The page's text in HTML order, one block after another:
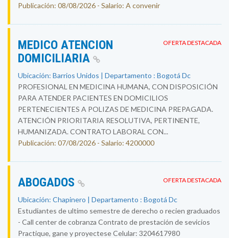
Publicación: 08/08/2026 - Salario: A convenir
OFERTA DESTACADA
MEDICO ATENCION
DOMICILIARIA
Ubicación: Barrios Unidos | Departamento : Bogotá Dc
PROFESIONAL EN MEDICINA HUMANA, CON DISPOSICIÓN
PARA ATENDER PACIENTES EN DOMICILIOS
PERTENECIENTES A POLIZAS DE MEDICINA PREPAGADA.
ATENCIÓN PRIORITARIA RESOLUTIVA, PERTINENTE,
HUMANIZADA. CONTRATO LABORAL CON...
Publicación: 07/08/2026 - Salario: 4200000
OFERTA DESTACADA
ABOGADOS
Ubicación: Chapinero | Departamento : Bogotá Dc
Estudiantes de ultimo semestre de derecho o recien graduados
- Call center de cobranza Contrato de prestación de sevicios
Practique, gane y proyectese Celular: 3204617980